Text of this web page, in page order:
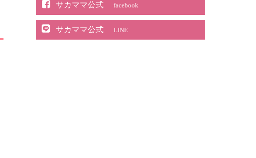
サカママ公式 facebook
サカママ公式 LINE